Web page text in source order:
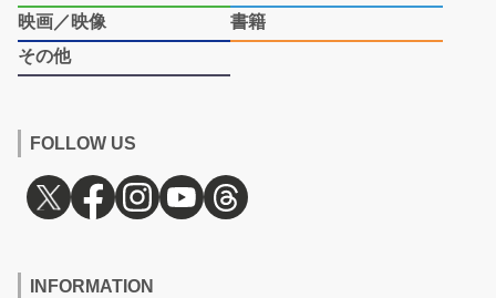
映画／映像
書籍
その他
FOLLOW US
INFORMATION